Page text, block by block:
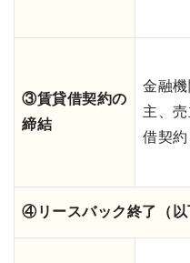
③賃貸借契約の
締結
金融
主、
借契
④リースバック終了（以